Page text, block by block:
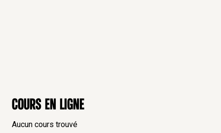
Cours en ligne
Aucun cours trouvé